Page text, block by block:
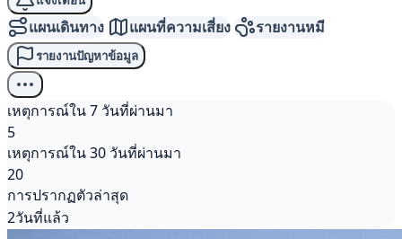
แผนเดินทาง แผนที่ความเสี่ยง รายงานหมี
รายงานปัญหาข้อมูล
เหตุการณ์ใน 7 วันที่ผ่านมา
5
เหตุการณ์ใน 30 วันที่ผ่านมา
20
การปรากฏตัวล่าสุด
2วันที่แล้ว